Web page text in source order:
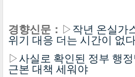
경향신문： ▷작년 온실가
위기 대응 더는 시간이 없
▷사실로 확인된 정부 행
근본 대책 세워야